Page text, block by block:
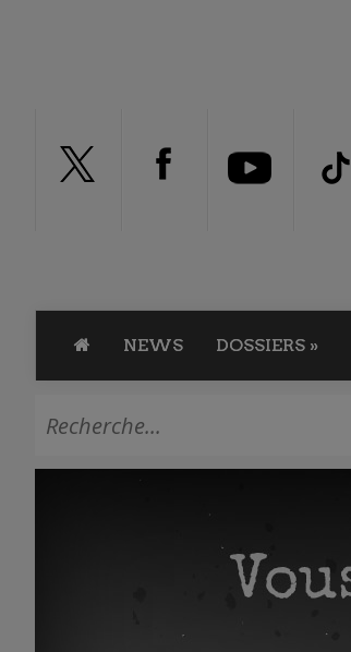
NEWS DOSSIERS »